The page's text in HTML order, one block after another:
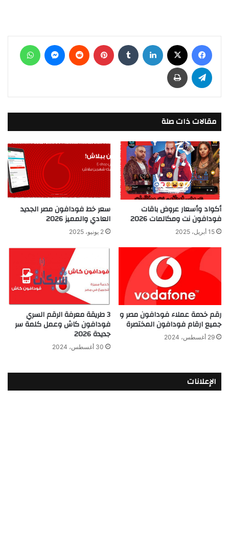
فيسبوك لينكدإن بينتيريست ماسنجر
تيلقرام طباعة
مقالات ذات صلة
أكواد وأسعار عروض باقات
فودافون نت ومكالمات 2026
15 أبريل، 2025
سعر خط فودافون مصر الجديد
العادي والمميز 2026
2 يونيو، 2025
رقم خدمة عملاء فودافون مصر و
جميع ارقام فودافون المختصرة
29 أغسطس، 2024
3 طريقة معرفة الرقم السري
فودافون كاش وعمل كلمة سر
جديدة 2026
30 أغسطس، 2024
الإعلانات